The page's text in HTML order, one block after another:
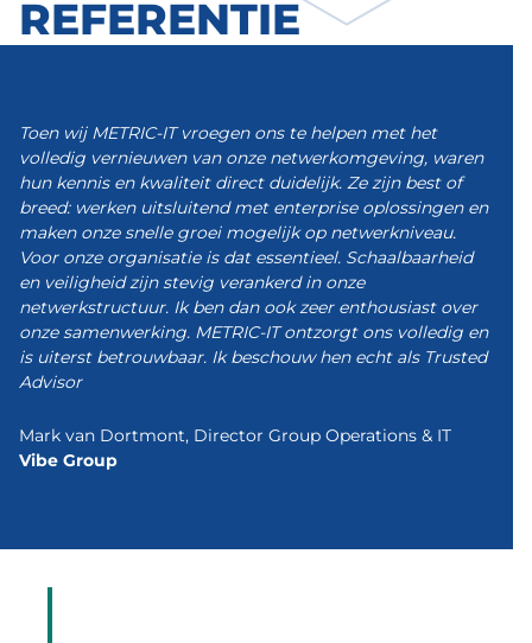
REFERENTIE
Toen wij METRIC-IT vroegen ons te helpen met het
volledig vernieuwen van onze netwerkomgeving, waren
hun kennis en kwaliteit direct duidelijk. Ze zijn best of
breed: werken uitsluitend met enterprise oplossingen en
maken onze snelle groei mogelijk op netwerkniveau.
Voor onze organisatie is dat essentieel. Schaalbaarheid
en veiligheid zijn stevig verankerd in onze
netwerkstructuur. Ik ben dan ook zeer enthousiast over
onze samenwerking. METRIC-IT ontzorgt ons volledig en
is uiterst betrouwbaar. Ik beschouw hen echt als Trusted
Advisor
Mark van Dortmont, Director Group Operations & IT
Vibe Group